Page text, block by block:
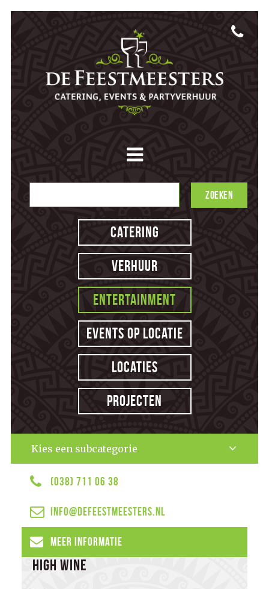
Catering
Verhuur
Entertainment
Events op locatie
Locaties
Projecten
Kies een subcategorie
(038) 711 06 38
info@defeestmeesters.nl
Meer informatie
High Wine